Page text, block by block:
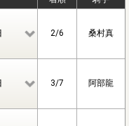
2/6 桑村真
3/7 阿部龍